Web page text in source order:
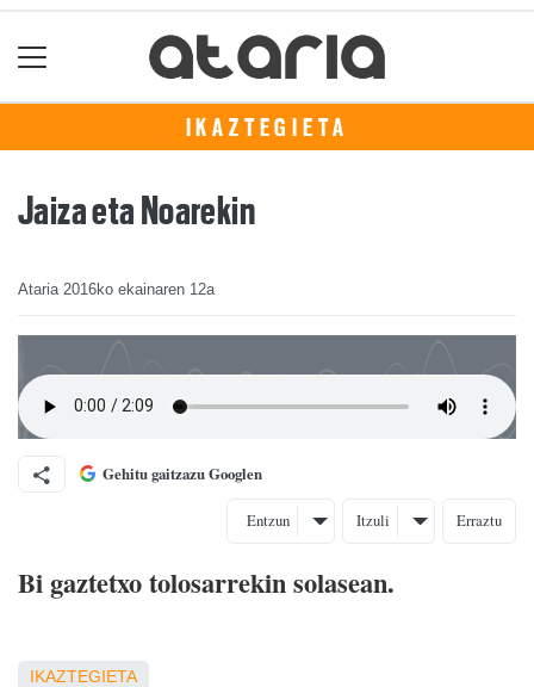
IKAZTEGIETA
Jaiza eta Noarekin
Ataria 2016ko ekainaren 12a
Gehitu gaitzazu Googlen
Entzun Itzuli Erraztu
Bi gaztetxo tolosarrekin solasean.
IKAZTEGIETA